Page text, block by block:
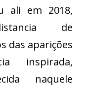
ali em 2018,
de
das aparições
inspirada,
naquele